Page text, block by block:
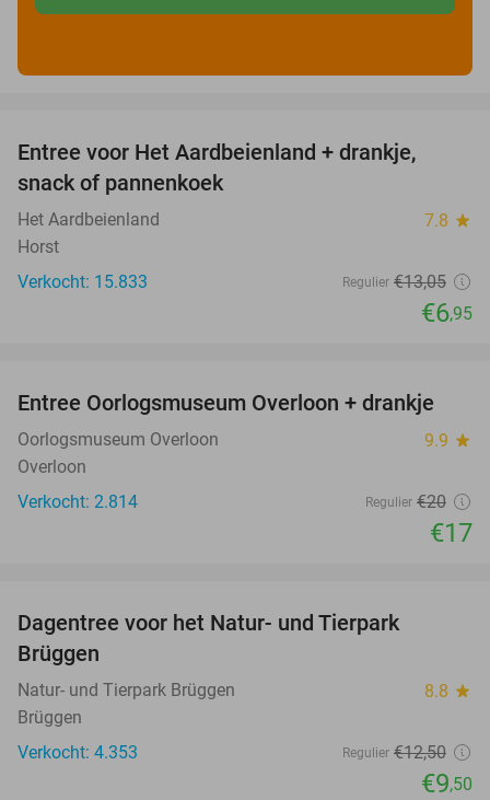
Entree voor Het Aardbeienland + drankje,
snack of pannenkoek
Het Aardbeienland 7.8 star
Horst
Verkocht: 15.833
Regulier €13,05
€6,95
15%
Entree Oorlogsmuseum Overloon + drankje
Oorlogsmuseum Overloon 9.9 star
Overloon
Verkocht: 2.814
Regulier €20
€17
Dagentree voor het Natur- und Tierpark
Brüggen
Natur- und Tierpark Brüggen 8.8 star
Brüggen
Verkocht: 4.353
Regulier €12,50
€9,50